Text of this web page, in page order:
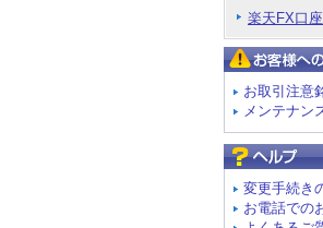
楽天FX口
お取引注意
メンテナン
変更手続き
お電話での